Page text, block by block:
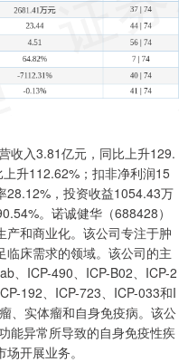
收入3.81亿元，同比上升129.
升112.62%；扣非净利润15
28.12%，投资收益1054.43万
。诺诚健华（688428）
产和商业化。该公司专注于肿
床需求的领域。该公司的主
、ICP-490、ICP-B02、ICP-2
192、ICP-723、ICP-033和I
、实体瘤和自身免疫病。该公
能异常所导致的自身免疫性疾
开展业务。